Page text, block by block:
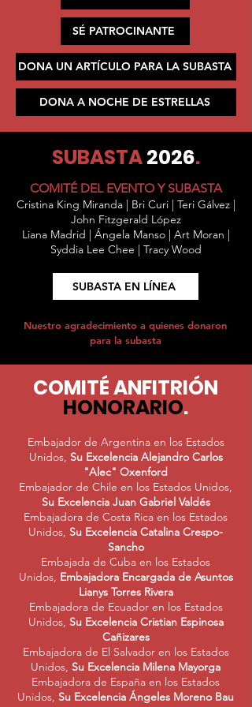
SÉ PATROCINANTE
DONA UN ARTÍCULO PARA LA SUBASTA
DONA A NOCHE DE ESTRELLAS
SUBASTA2026.
COMITÉ DEL EVENTO Y SUBASTA
Cristina King Miranda | Bri Curi | Teri Gálvez |
John Fitzgerald López
Liana Madrid | Ángela Manso | Art Moran |
Syddia Lee Chee | Tracy Wood
SUBASTA EN LÍNEA
Nuestro agradecimiento a quienes donaron
para la subasta
COMITÉ ANFITRIÓN
HONORARIO.
Embajador de Argentina en los Estados
Unidos, Su Excelencia Alejandro Carlos
"Alec" Oxenford
Embajador de Chile en los Estados Unidos,
Su Excelencia Juan Gabriel Valdés
Embajadora de Costa Rica en los Estados
Unidos, Su Excelencia Catalina Crespo-
Sancho
Embajada de Cuba en los Estados
Unidos, Embajadora Encargada de Asuntos
Lianys Torres Rivera
Embajadora de Ecuador en los Estados
Unidos, Su Excelencia Cristian Espinosa
Cañizares
Embajadora de El Salvador en los Estados
Unidos, Su Excelencia Milena Mayorga
Embajadora de España en los Estados
Unidos, Su Excelencia Ángeles Moreno Bau